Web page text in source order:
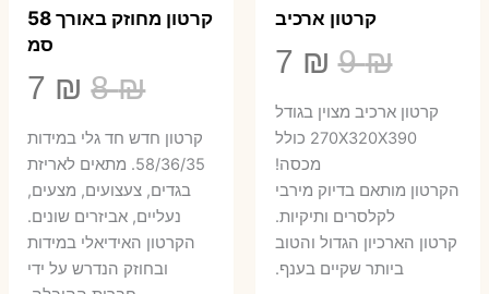
קרטון ארכיב
9₪
המחיר
המקורי
היה:
9 ₪.
7 ₪
הנוכחי
הוא:
קרטון ארכיב מצוין בגודל
270X320X390 כולל
מכסה!
הקרטון מותאם בדיוק מירבי
לקלסרים ותיקיות.
קרטון הארכיון הגדול והטוב
ביותר שקיים בענף.
קרטון מחוזק באורך 58
סמ
8₪
היה:
8 ₪.
7 ₪
7 ₪.
קרטון חדש חד גלי במידות
58/36/35. מתאים לאריזת
בגדים, צעצועים, מצעים,
נעליים, אביזרים שונים.
הקרטון האידיאלי במידות
ובחוזק הנדרש על ידי